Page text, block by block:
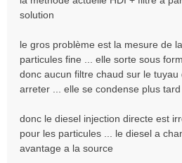
n
u
solution
le gros problème est la mesure de
particules fine ... elle sorte sous
donc aucun filtre chaud sur le
arreter ... elle se condense plus
donc le diesel injection directe est
pour les particules ... le diesel a
avantage a la source